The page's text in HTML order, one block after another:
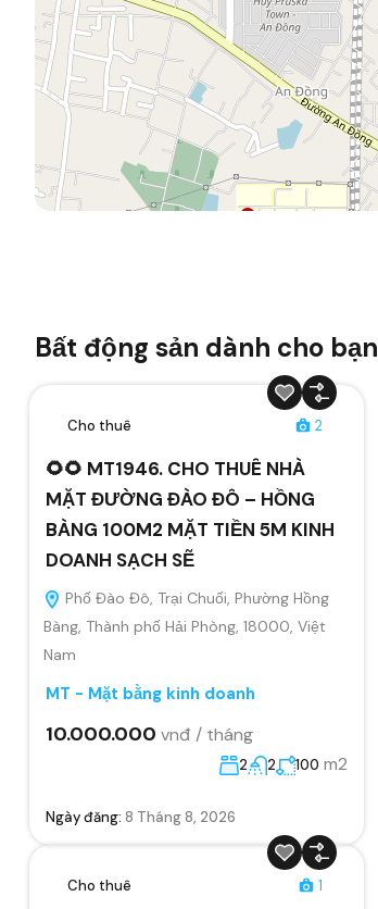
Bất động sản dành cho bạn
Cho thuê 2
🌻🌻 MT1946. CHO THUÊ NHÀ
MẶT ĐƯỜNG ĐÀO ĐÔ – HỒNG
BÀNG 100M2 MẶT TIỀN 5M KINH
DOANH SẠCH SẼ
Phố Đào Đô, Trại Chuối, Phường Hồng
Bàng, Thành phố Hải Phòng, 18000, Việt
Nam
MT - Mặt bằng kinh doanh
10.000.000 vnđ / tháng
2 2 100 m2
Ngày đăng: 8 Tháng 8, 2026
Cho thuê 1